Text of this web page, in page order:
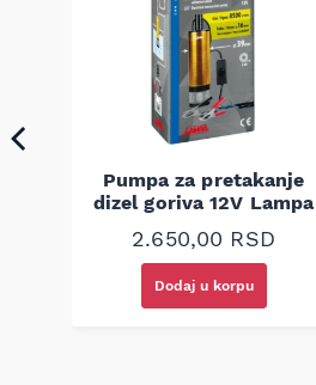
Pumpa za pretakanje
dizel goriva 12V Lampa
2.650,00 RSD
Dodaj u korpu